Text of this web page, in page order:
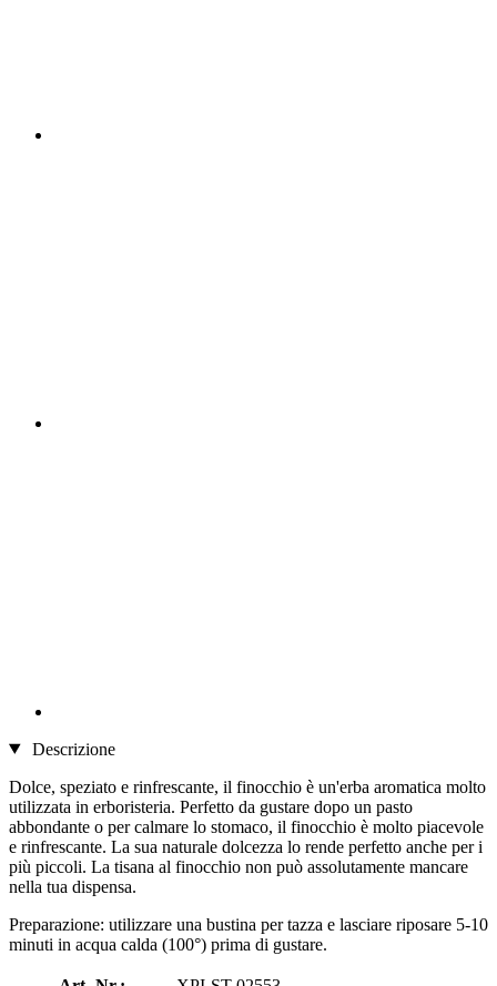
Descrizione
Dolce, speziato e rinfrescante, il finocchio è un'erba aromatica molto
utilizzata in erboristeria. Perfetto da gustare dopo un pasto
abbondante o per calmare lo stomaco, il finocchio è molto piacevole
e rinfrescante. La sua naturale dolcezza lo rende perfetto anche per i
più piccoli. La tisana al finocchio non può assolutamente mancare
nella tua dispensa.
Preparazione: utilizzare una bustina per tazza e lasciare riposare 5-10
minuti in acqua calda (100°) prima di gustare.